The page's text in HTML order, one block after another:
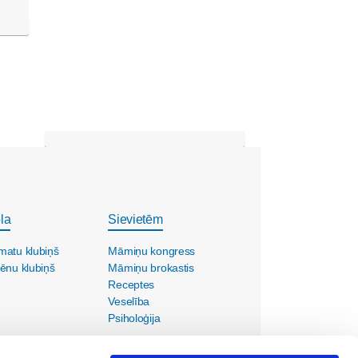
klubiņš
klubiņš
Sievietēm
Māmiņu kongress
Māmiņu brokastis
Receptes
Veselība
Psiholoģija